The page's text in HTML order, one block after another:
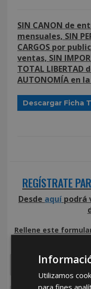
SIN CANON de
mensuales, SIN
CARGOS por
ventas, SIN
TOTAL LIBERTAD
AUTONOMÍA en
Descargar Ficha
REGÍSTRATE
Desde aquí podrá
Rellene este
Utilizamos
para fines